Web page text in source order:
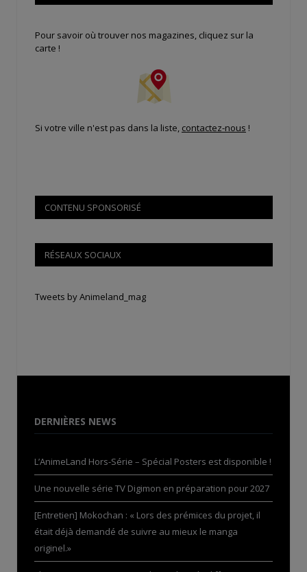
Pour savoir où trouver nos magazines, cliquez sur la
carte !
Si votre ville n'est pas dans la liste, contactez-nous !
CONTENU SPONSORISÉ
RÉSEAUX SOCIAUX
Tweets by Animeland_mag
DERNIÈRES NEWS
L’AnimeLand Hors-Série – Spécial Posters est disponible !
Une nouvelle série TV Digimon en préparation pour 2027
[Entretien] Mokochan : « Lors des prémices du projet, il
était déjà demandé de suivre au mieux le manga
originel.»